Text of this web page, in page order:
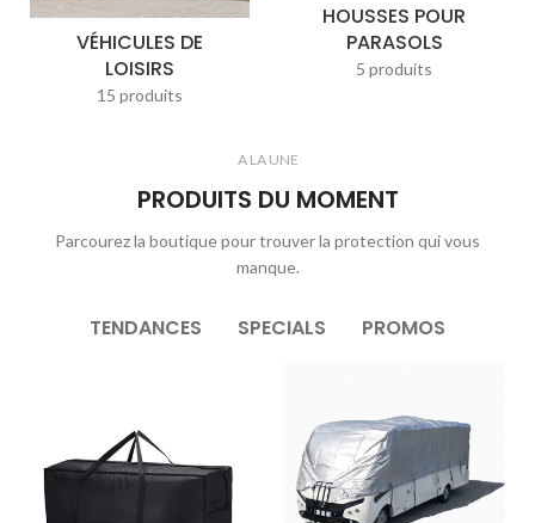
HOUSSES POUR
PARASOLS
5 produits
VÉHICULES DE
LOISIRS
15 produits
A LA UNE
PRODUITS DU MOMENT
Parcourez la boutique pour trouver la protection qui vous
manque.
TENDANCES SPECIALS PROMOS